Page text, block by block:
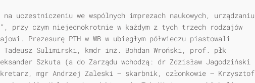
uczestniczeniu we wspólnych imprezach naukowych, urządzaniu
przy czym niejednokrotnie w każdym z tych trzech rodzajów
Prezesurę PTH w WB w ubiegłym półwieczu piastowali
Sulimirski, kmdr inż. Bohdan Wroński, prof. płk
Szkuta (a do Zarządu wchodzą: dr Zdzisław Jagodziński
mgr Andrzej Zaleski — skarbnik, członkowie — Krzysztof